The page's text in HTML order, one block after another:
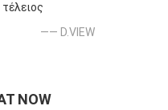
—— D.VIEW
NOW